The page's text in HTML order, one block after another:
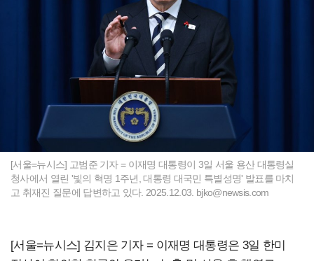
[서울=뉴시스] 고범준 기자 = 이재명 대통령이 3일 서울 용산 대통령실
청사에서 열린 '빛의 혁명 1주년, 대통령 대국민 특별성명' 발표를 마치
고 취재진 질문에 답변하고 있다. 2025.12.03. bjko@newsis.com
[서울=뉴시스] 김지은 기자 = 이재명 대통령은 3일 한미